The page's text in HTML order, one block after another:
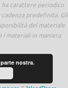
carattere periodico
predefinita. Gli
del materiale
materiali in maniera
nostra.